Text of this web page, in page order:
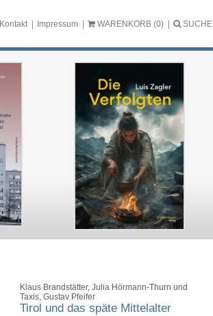
Kontakt Impressum WARENKORB (0) SUCHE
Klaus Brandstätter, Julia Hörmann-Thurn und
Taxis, Gustav Pfeifer
Tirol und das späte Mittelalter